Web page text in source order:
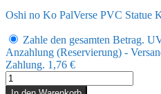
Oshi no Ko PalVerse PVC Statue
Zahle den gesamten Betrag.
Anzahlung (Reservierung) -
Zahlung. 1,76 €
Oshi
no